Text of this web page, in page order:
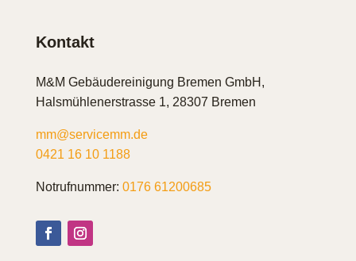
Kontakt
M&M Gebäudereinigung Bremen GmbH,
Halsmühlenerstrasse 1, 28307 Bremen
mm@servicemm.de
0421 16 10 1188
Notrufnummer: 0176 61200685